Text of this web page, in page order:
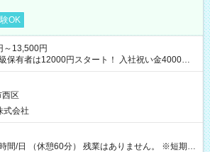
OK
～13,500円
保有者は12000円スタート！ 入社祝い金4000円
用期間なし
区
式会社
/日 （休憩60分） 残業はありません。 ※短期の